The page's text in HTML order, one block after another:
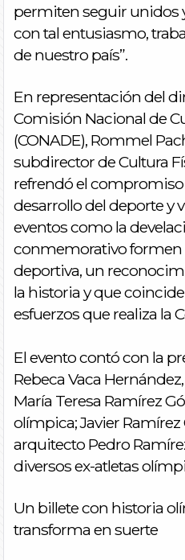
permiten seguir unidos
con tal entusiasmo,
de nuestro país”.
En representación del
Comisión Nacional de
(CONADE), Rommel
subdirector de Cultura
refrendó el compromiso
desarrollo del deporte y
eventos como la
conmemorativo formen
deportiva, un
la historia y que
esfuerzos que realiza la
El evento contó con la
Rebeca Vaca
María Teresa Ramírez
olímpica; Javier
arquitecto Pedro
diversos ex-atletas
Un billete con historia
transforma en suerte